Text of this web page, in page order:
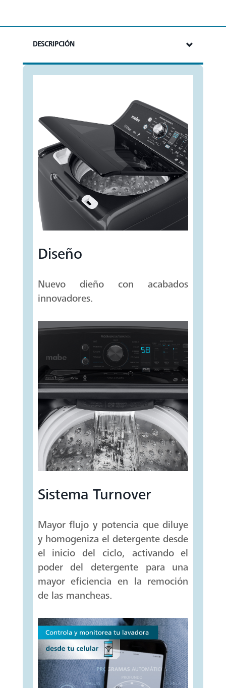
DESCRIPCIÓN
Diseño
Nuevo dieño con acabados
innovadores.
Sistema Turnover
Mayor flujo y potencia que diluye
y homogeniza el detergente desde
el inicio del ciclo, activando el
poder del detergente para una
mayor eficiencia en la remoción
de las mancheas.